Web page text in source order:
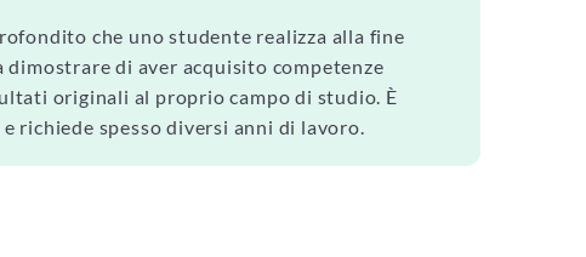
che uno studente realizza alla fine
di aver acquisito competenze
originali al proprio campo di studio. È
richiede spesso diversi anni di lavoro.